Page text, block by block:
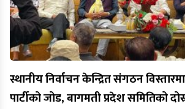
स्थानीय निर्वाचन केन्द्रित संगठन
पार्टीको जोड, बागमती प्रदेश समितिको